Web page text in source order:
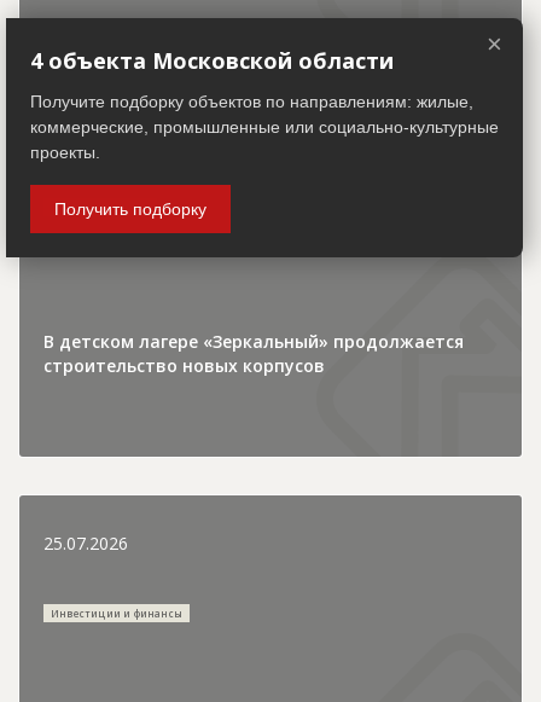
30.07.2026
Городская хроника
В детском лагере «Зеркальный» продолжается
строительство новых корпусов
25.07.2026
Инвестиции и финансы
×
4 объекта Московской области
Получите подборку объектов по направлениям: жилые,
коммерческие, промышленные или социально-культурные
проекты.
Получить подборку